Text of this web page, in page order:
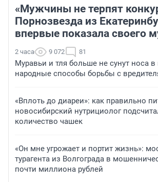
«Мужчины не терпят
Порнозвезда из
впервые показала своего
2 часа 9 072 81
Муравьи и тля больше не сунут носа
народные способы борьбы с
«Вплоть до диареи»: как правильно
новосибирский нутрициолог
количество чашек
«Он мне угрожает и портит жизнь»:
турагента из Волгограда в
почти миллиона рублей